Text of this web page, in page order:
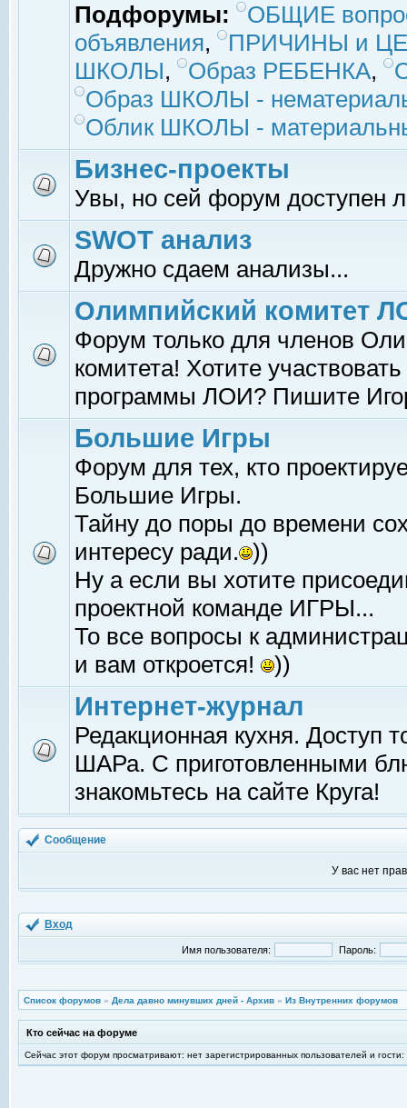
Подфорумы:
ОБЩИЕ
объявления,
ПРИЧИНЫ и
ШКОЛЫ, Образ РЕБЕНКА,
Образ ШКОЛЫ -
Облик ШКОЛЫ -
Бизнес-проекты
Увы, но сей форум доступен
SWOT анализ
Дружно сдаем анализы...
Олимпийский комитет
Форум только для членов
комитета! Хотите
программы ЛОИ? Пишите
Большие Игры
Форум для тех, кто
Большие Игры.
Тайну до поры до времени
интересу ради. ))
Ну а если вы хотите
проектной команде ИГРЫ...
То все вопросы к
и вам откроется!
))
Интернет-журнал
Редакционная кухня. Доступ
ШАРа. С приготовленными
знакомьтесь на сайте Круга!
Сообщение
У вас нет
Вход
Имя пользователя: Пароль:
Список форумов » Дела давно минувших дней - Архив » Из Внутренних форумов
Кто сейчас на форуме
Сейчас этот форум просматривают: нет зарегистрированных пользователей и гости: